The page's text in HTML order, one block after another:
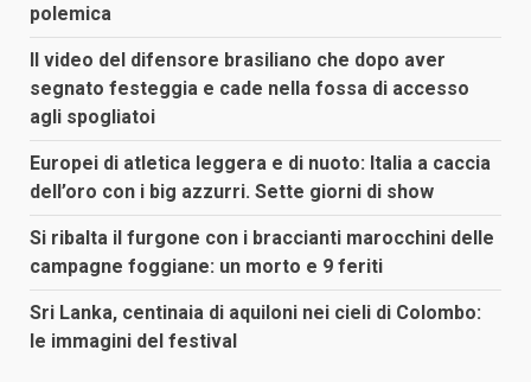
polemica
Il video del difensore brasiliano che dopo aver
segnato festeggia e cade nella fossa di accesso
agli spogliatoi
Europei di atletica leggera e di nuoto: Italia a caccia
dell’oro con i big azzurri. Sette giorni di show
Si ribalta il furgone con i braccianti marocchini delle
campagne foggiane: un morto e 9 feriti
Sri Lanka, centinaia di aquiloni nei cieli di Colombo:
le immagini del festival